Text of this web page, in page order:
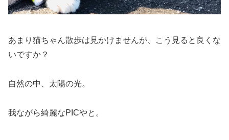
あまり猫ちゃん散歩は見かけませんが、こう見ると良くな
いですか？
自然の中、太陽の光。
我ながら綺麗なPICやと。